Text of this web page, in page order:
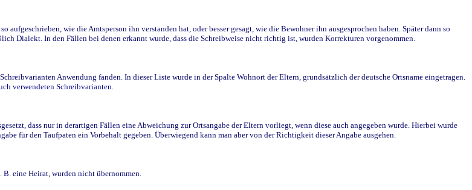
wie die Amtsperson ihn verstanden hat, oder besser gesagt, wie die Bewohner ihn ausgesprochen haben. Später dann so
Dialekt. In den Fällen bei denen erkannt wurde, dass die Schreibweise nicht richtig ist, wurden Korrekturen vorgenommen.
Anwendung fanden. In dieser Liste wurde in der Spalte Wohnort der Eltern, grundsätzlich der deutsche Ortsname eingetragen.
verwendeten Schreibvarianten.
dass nur in derartigen Fällen eine Abweichung zur Ortsangabe der Eltern vorliegt, wenn diese auch angegeben wurde. Hierbei wurde
für den Taufpaten ein Vorbehalt gegeben. Überwiegend kann man aber von der Richtigkeit dieser Angabe ausgehen.
eine Heirat, wurden nicht übernommen.